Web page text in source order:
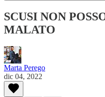
SCUSI NON
MALATO
Marta Perego
dic 04, 2022